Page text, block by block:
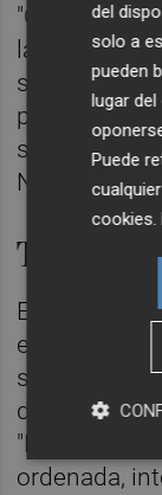
"Con la
la plantilla,
sistema,
prestación
servicio
Nuria
En este
explicado
sido
diálogo con
"La
ordenada,
del
solo a
pueden
lugar
Puede
cookies.